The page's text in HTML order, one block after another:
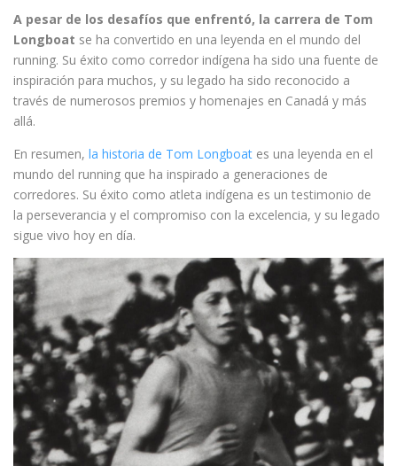
A pesar de los desafíos que enfrentó, la carrera de Tom
Longboat se ha convertido en una leyenda en el mundo del
running. Su éxito como corredor indígena ha sido una fuente de
inspiración para muchos, y su legado ha sido reconocido a
través de numerosos premios y homenajes en Canadá y más
allá.
En resumen, la historia de Tom Longboat es una leyenda en el
mundo del running que ha inspirado a generaciones de
corredores. Su éxito como atleta indígena es un testimonio de
la perseverancia y el compromiso con la excelencia, y su legado
sigue vivo hoy en día.